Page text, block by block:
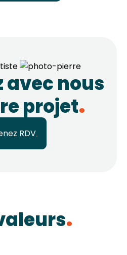
avec nous
projet
RDV